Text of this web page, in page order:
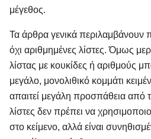
μέγεθος.
Τα άρθρα γενικά περιλαμβάνουν
όχι αριθμημένες λίστες. Όμως
λίστας με κουκίδες ή αριθμούς
μεγάλο, μονολιθικό κομμάτι
απαιτεί μεγάλη προσπάθεια από
λίστες δεν πρέπει να
στο κείμενο, αλλά είναι